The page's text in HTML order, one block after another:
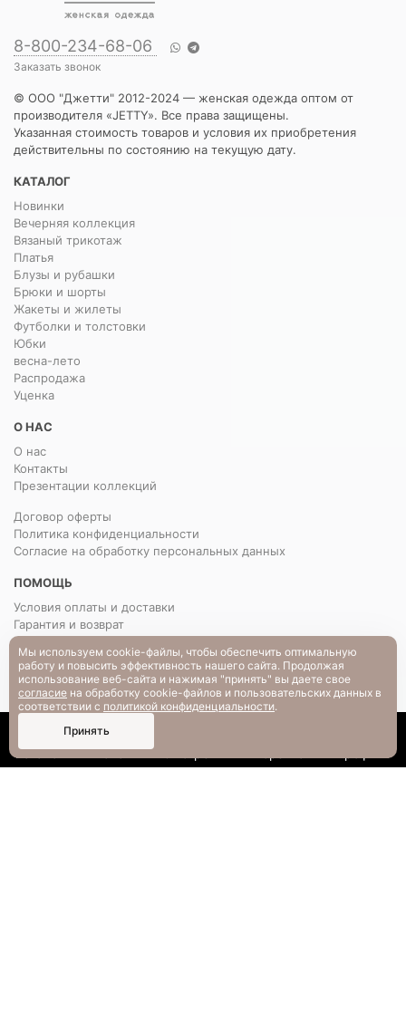
Каталог Поиск
8-800-234-68-06
Заказать звонок
© ООО "Джетти" 2012-2024 — женская одежда оптом от
производителя «JETTY». Все права защищены.
Указанная стоимость товаров и условия их приобретения
действительны по состоянию на текущую дату.
КАТАЛОГ
Новинки
Вечерняя коллекция
Вязаный трикотаж
Платья
Блузы и рубашки
Брюки и шорты
Жакеты и жилеты
Футболки и толстовки
Юбки
весна-лето
Распродажа
Уценка
О НАС
О нас
Контакты
Презентации коллекций
Договор оферты
Политика конфиденциальности
Согласие на обработку персональных данных
ПОМОЩЬ
Условия оплаты и доставки
Гарантия и возврат
РАЗМЕРНАЯ СЕТКА
Вопрос-ответ
Мы используем cookie-файлы, чтобы обеспечить оптимальную
работу и повысить эффективность нашего сайта. Продолжая
использование веб-сайта и нажимая "принять" вы даете свое
согласие на обработку cookie-файлов и пользовательских данных в
соответствии с политикой конфиденциальности.
Принять